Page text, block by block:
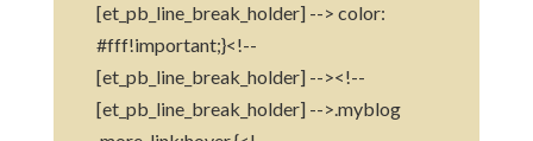
[et_pb_line_break_holder] --> color:
#fff!important;}<!--
[et_pb_line_break_holder] --><!--
[et_pb_line_break_holder] -->.myblog